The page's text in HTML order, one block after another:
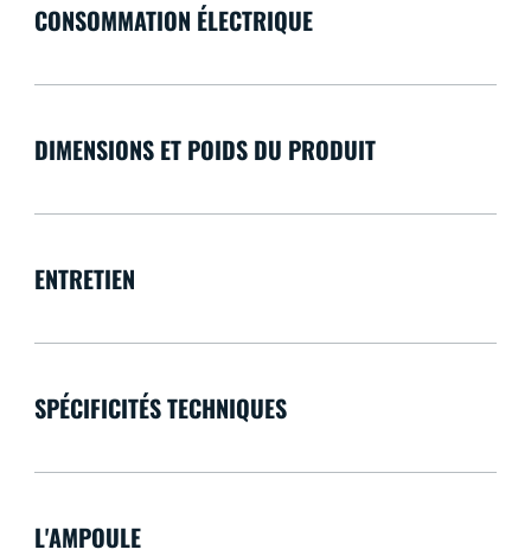
CONSOMMATION ÉLECTRIQUE
DIMENSIONS ET POIDS DU PRODUIT
ENTRETIEN
SPÉCIFICITÉS TECHNIQUES
L'AMPOULE